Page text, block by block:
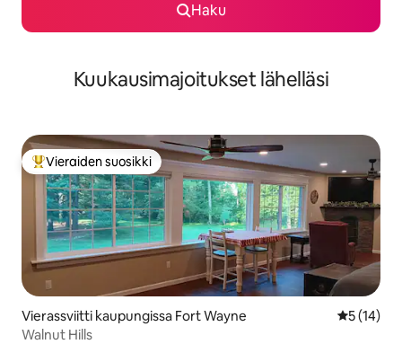
Haku
Kuukausimajoitukset lähelläsi
Vieraiden suosikkien parhaimmistoa
Vieraiden suosikki
Vierassviitti kaupungissa Fort Wayne
5 (14)
Walnut Hills